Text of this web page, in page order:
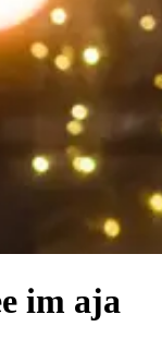
im aja